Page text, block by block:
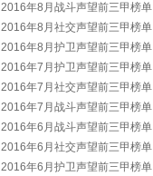
2016年8月战斗声望前三甲榜单
2016年8月社交声望前三甲榜单
2016年8月护卫声望前三甲榜单
2016年7月护卫声望前三甲榜单
2016年7月社交声望前三甲榜单
2016年7月战斗声望前三甲榜单
2016年6月战斗声望前三甲榜单
2016年6月社交声望前三甲榜单
2016年6月护卫声望前三甲榜单